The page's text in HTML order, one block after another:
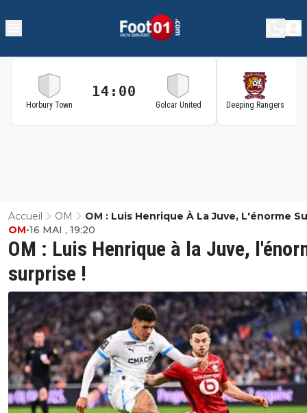
Horbury Town
14:00
Golcar United Deeping Rangers
Accueil OM
OM : Luis Henrique À La Juve, L'énorme
!
OM : Luis Henrique à la Juve,
surprise !
OM•16 MAI , 19:20